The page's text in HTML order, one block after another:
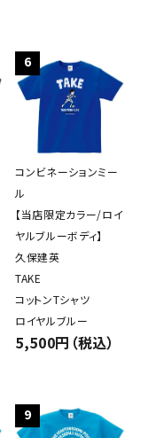
6
コンビネーションミー
ル
【当店限定カラー/ロイ
ヤルブルーボディ】
久保建英
TAKE
コットンTシャツ
ロイヤルブルー
5,500円（税込）
9